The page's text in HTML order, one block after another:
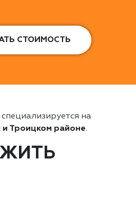
СТОИМОСТЬ
специализируется на
и Троицком районе.